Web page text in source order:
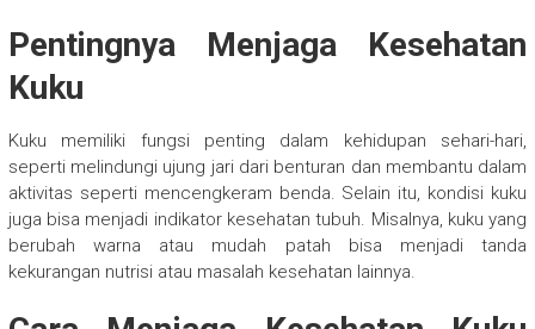
Pentingnya Menjaga Kesehatan
Kuku
Kuku memiliki fungsi penting dalam kehidupan sehari-hari,
seperti melindungi ujung jari dari benturan dan membantu dalam
aktivitas seperti mencengkeram benda. Selain itu, kondisi kuku
juga bisa menjadi indikator kesehatan tubuh. Misalnya, kuku yang
berubah warna atau mudah patah bisa menjadi tanda
kekurangan nutrisi atau masalah kesehatan lainnya.